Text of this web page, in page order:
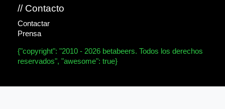
// Contacto
Contactar
Prensa
{"copyright": "2010 - 2026 betabeers. Todos los derechos
reservados", "awesome": true}